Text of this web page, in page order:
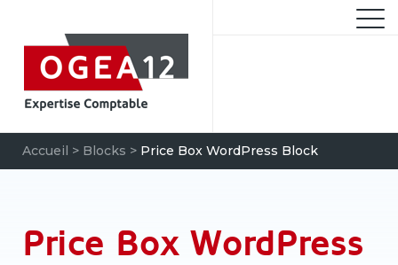
contenu
pour
:
Accueil > Blocks > Price Box WordPress Block
Price Box WordPress